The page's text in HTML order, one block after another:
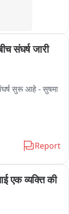
संघर्ष जारी
सुरू आहे - सुषमा
सर्व
नाही
Report
एक व्यक्ति की